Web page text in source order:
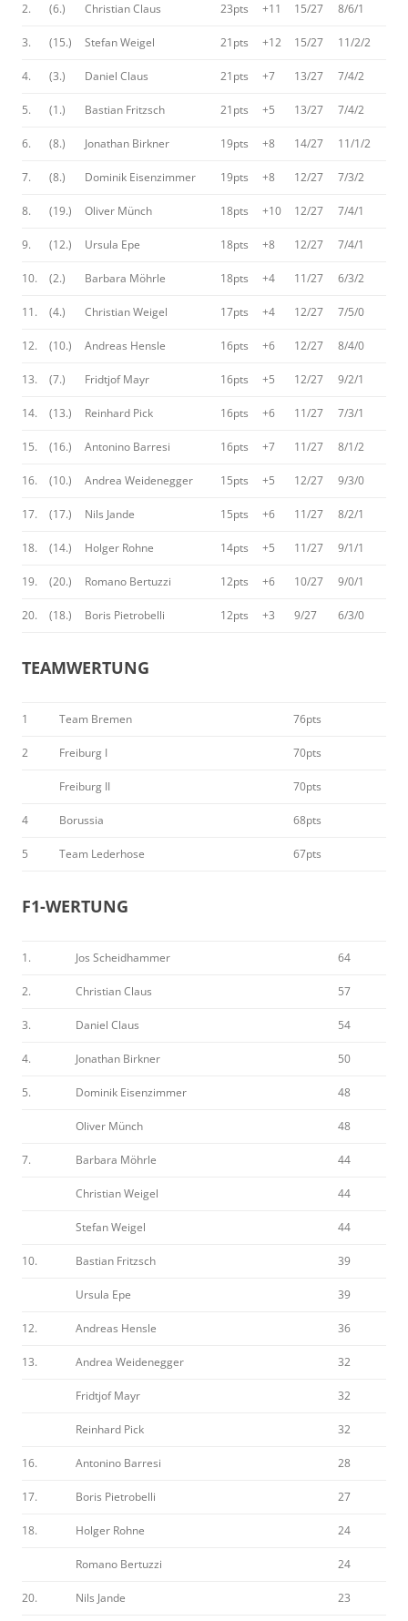
2. (6.) Christian Claus 23pts +11 15/27 8/6/1
3. (15.) Stefan Weigel 21pts +12 15/27 11/2/2
4. (3.) Daniel Claus 21pts +7 13/27 7/4/2
5. (1.) Bastian Fritzsch 21pts +5 13/27 7/4/2
6. (8.) Jonathan Birkner 19pts +8 14/27 11/1/2
7. (8.) Dominik Eisenzimmer 19pts +8 12/27 7/3/2
8. (19.) Oliver Münch 18pts +10 12/27 7/4/1
9. (12.) Ursula Epe 18pts +8 12/27 7/4/1
10. (2.) Barbara Möhrle 18pts +4 11/27 6/3/2
11. (4.) Christian Weigel 17pts +4 12/27 7/5/0
12. (10.) Andreas Hensle 16pts +6 12/27 8/4/0
13. (7.) Fridtjof Mayr 16pts +5 12/27 9/2/1
14. (13.) Reinhard Pick 16pts +6 11/27 7/3/1
15. (16.) Antonino Barresi 16pts +7 11/27 8/1/2
16. (10.) Andrea Weidenegger 15pts +5 12/27 9/3/0
17. (17.) Nils Jande 15pts +6 11/27 8/2/1
18. (14.) Holger Rohne 14pts +5 11/27 9/1/1
19. (20.) Romano Bertuzzi 12pts +6 10/27 9/0/1
20. (18.) Boris Pietrobelli 12pts +3 9/27 6/3/0
TEAMWERTUNG
1 Team Bremen 76pts
2 Freiburg I 70pts
Freiburg II 70pts
4 Borussia 68pts
5 Team Lederhose 67pts
F1-WERTUNG
1. Jos Scheidhammer 64
2. Christian Claus 57
3. Daniel Claus 54
4. Jonathan Birkner 50
5. Dominik Eisenzimmer 48
Oliver Münch 48
7. Barbara Möhrle 44
Christian Weigel 44
Stefan Weigel 44
10. Bastian Fritzsch 39
Ursula Epe 39
12. Andreas Hensle 36
13. Andrea Weidenegger 32
Fridtjof Mayr 32
Reinhard Pick 32
16. Antonino Barresi 28
17. Boris Pietrobelli 27
18. Holger Rohne 24
Romano Bertuzzi 24
20. Nils Jande 23